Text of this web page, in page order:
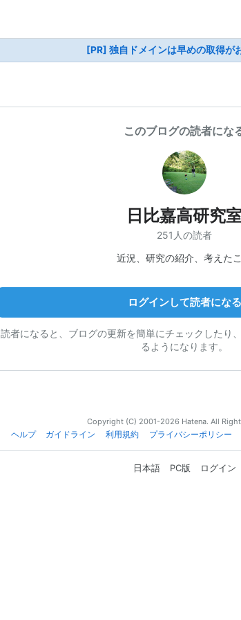
[PR] 独自ドメインは早めの取得が
このブログの読者にな
日比嘉高研究
251人の読者
近況、研究の紹介、考えた
ログインして読者になる
読者になると、ブログの更新を簡単にチェックしたり
るようになります。
Copyright (C) 2001-2026 Hatena. All
ヘルプ
ガイドライン 利用規約 プライバシーポリシー
日本語 PC版 ログイン